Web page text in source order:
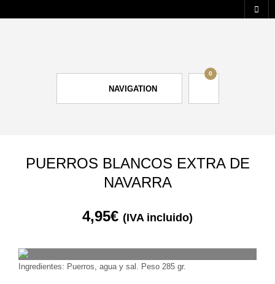
NAVIGATION
0
PUERROS BLANCOS EXTRA DE
NAVARRA
4,95€ (IVA incluido)
Ingredientes: Puerros, agua y sal. Peso 285 gr.